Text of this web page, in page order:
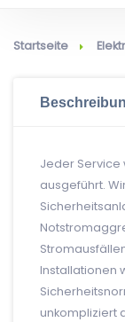
Startseite
Jeder Service
ausgeführt.
Installationen
unkompliziert